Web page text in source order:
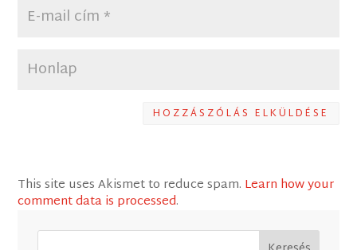
HOZZÁSZÓLÁS ELKÜLDÉSE
This site uses Akismet to reduce spam. Learn how your
comment data is processed.